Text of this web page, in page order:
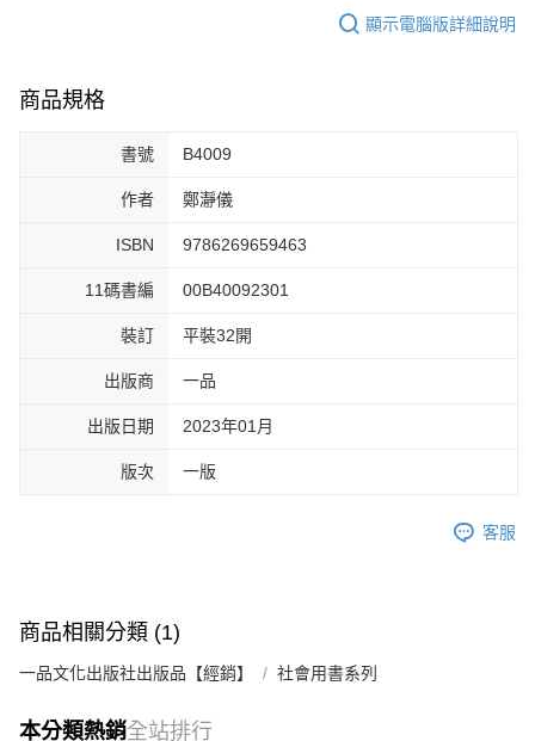
顯示電腦版詳細說明
商品規格
書號 B4009
作者 鄭瀞儀
ISBN 9786269659463
11碼書編 00B40092301
裝訂 平裝32開
出版商 一品
出版日期 2023年01月
版次 一版
客服
商品相關分類 (1)
一品文化出版社出版品【經銷】 社會用書系列
本分類熱銷全站排行